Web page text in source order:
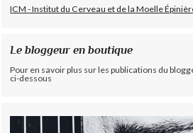
ICM - Institut du Cerveau et de la Moelle
Le bloggeur en boutique
Pour en savoir plus sur les publications du
ci-dessous